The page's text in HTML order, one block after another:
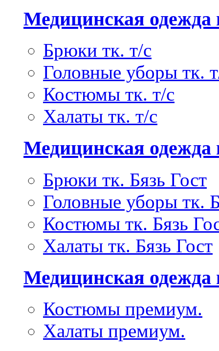
Медицинская одежда
Брюки тк. т/с
Головные уборы тк.
Костюмы тк. т/с
Халаты тк. т/с
Медицинская одежда
Брюки тк. Бязь Гост
Головные уборы тк.
Костюмы тк. Бязь
Халаты тк. Бязь Гост
Медицинская одежда
Костюмы премиум.
Халаты премиум.